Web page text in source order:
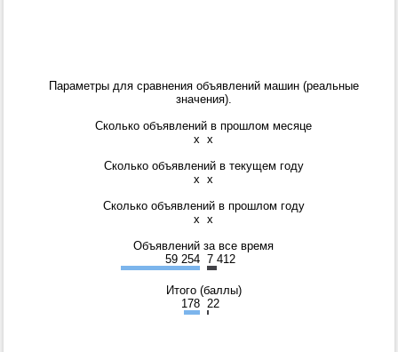
Параметры для сравнения объявлений машин (реальные
значения).
Сколько объявлений в прошлом месяце
x x
Сколько объявлений в текущем году
x x
Сколько объявлений в прошлом году
x x
Объявлений за все время
59 254 7 412
Итого (баллы)
178 22